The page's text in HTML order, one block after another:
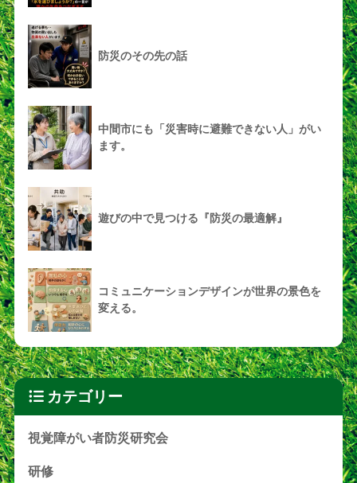
防災のその先の話
中間市にも「災害時に避難できない人」がい
ます。
遊びの中で見つける『防災の最適解』
コミュニケーションデザインが世界の景色を
変える。
カテゴリー
視覚障がい者防災研究会
研修